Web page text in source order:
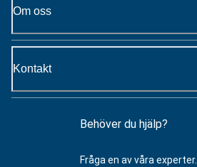
Om oss
Kontakt
Behöver du hjälp?
Fråga en av våra experter.